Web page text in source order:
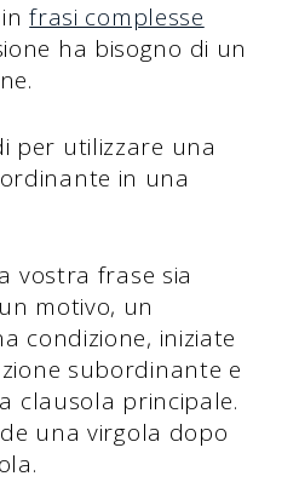
infrasi complesse
ha bisogno di un
per utilizzare una
in una
vostra frase sia
motivo, un
condizione, iniziate
subordinante e
clausola principale.
una virgola dopo